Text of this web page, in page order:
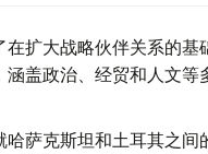
在扩大战略伙伴关系的基
涵盖政治、经贸和人文等
哈萨克斯坦和土耳其之间